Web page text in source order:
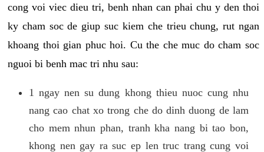
cong voi viec dieu tri, benh nhan can phai chu y den thoi
ky cham soc de giup suc kiem che trieu chung, rut ngan
khoang thoi gian phuc hoi. Cu the che muc do cham soc
nguoi bi benh mac tri nhu sau:
1 ngay nen su dung khong thieu nuoc cung nhu
nang cao chat xo trong che do dinh duong de lam
cho mem nhun phan, tranh kha nang bi tao bon,
khong nen gay ra suc ep len truc trang cung voi